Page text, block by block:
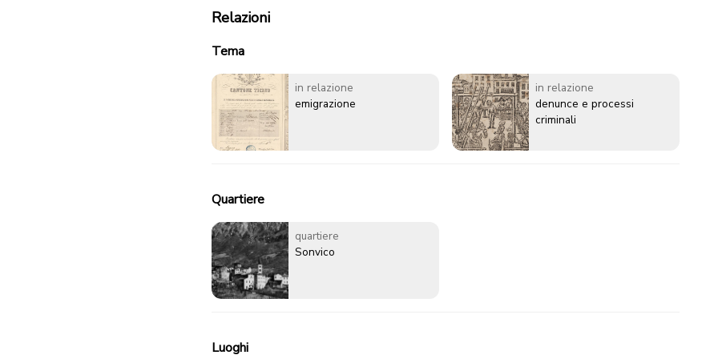
Relazioni
Tema
in relazione
emigrazione
in relazione
denunce e processi
criminali
Quartiere
quartiere
Sonvico
Luoghi